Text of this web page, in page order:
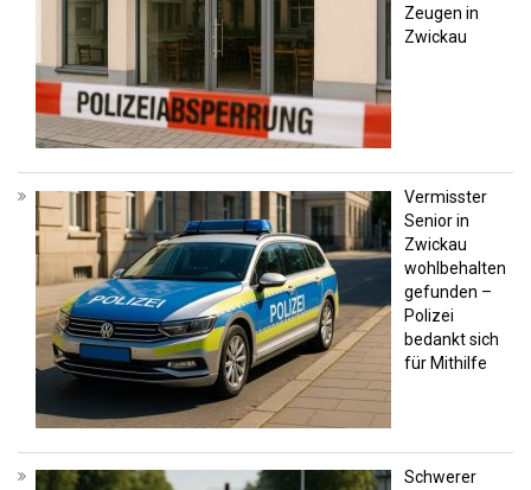
Zeugen in
Zwickau
Vermisster
Senior in
Zwickau
wohlbehalten
gefunden –
Polizei
bedankt sich
für Mithilfe
Schwerer